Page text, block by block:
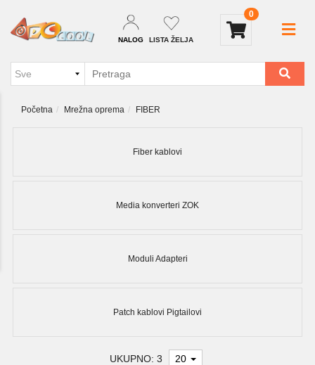
NALOG LISTA ŽELJA
0
Početna Mrežna oprema FIBER
Fiber kablovi
Media konverteri ZOK
Moduli Adapteri
Patch kablovi Pigtailovi
UKUPNO: 3 20